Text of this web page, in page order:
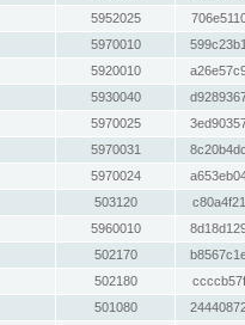
5952025
5970010
5920010
5930040
5970025
5970031
5970024
503120
5960010
502170
502180
501080